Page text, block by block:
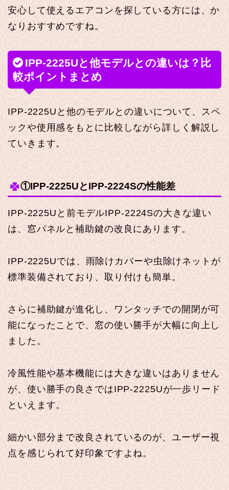
安心して使えるエアコンを探している方には、か
なりおすすめですね。
IPP-2225Uと他モデルとの違いは？比
較ポイントまとめ
IPP-2225Uと他のモデルとの違いについて、スペ
ックや使用感をもとに比較しながら詳しく解説し
ていきます。
①IPP-2225UとIPP-2224Sの性能差
IPP-2225Uと前モデルIPP-2224Sの大きな違い
は、窓パネルと補助鍵の改良にあります。
IPP-2225Uでは、雨除けカバーや虫除けネットが
標準装備されており、取り付けも簡単。
さらに補助鍵が進化し、ワンタッチでの開閉が可
能になったことで、窓の使い勝手が大幅に向上し
ました。
冷風性能や基本機能には大きな違いはありません
が、使い勝手の良さではIPP-2225Uが一歩リード
といえます。
細かい部分まで改良されているのが、ユーザー視
点を感じられて好印象ですよね。